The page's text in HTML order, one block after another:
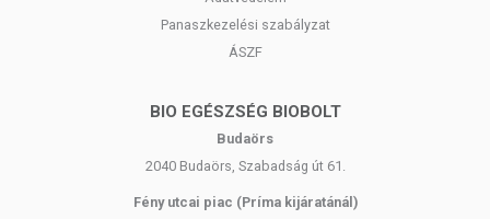
Panaszkezelési szabályzat
ÁSZF
BIO EGÉSZSÉG BIOBOLT
Budaörs
2040 Budaörs, Szabadság út 61.
Fény utcai piac (Príma kijáratánál)